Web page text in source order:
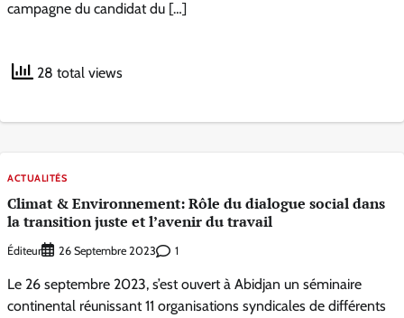
campagne du candidat du […]
28 total views
ACTUALITÉS
Climat & Environnement: Rôle du dialogue social dans
la transition juste et l’avenir du travail
Éditeur 26 Septembre 2023 1
Le 26 septembre 2023, s’est ouvert à Abidjan un séminaire
continental réunissant 11 organisations syndicales de différents